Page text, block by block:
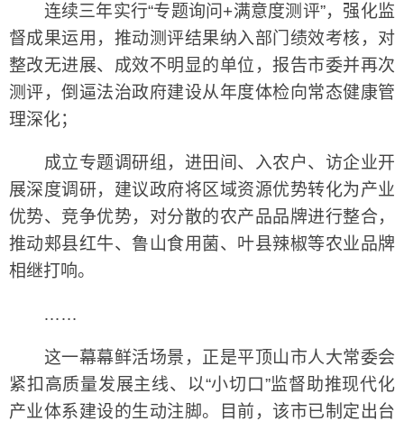
连续三年实行“专题询问+满意度测评”，强化监
督成果运用，推动测评结果纳入部门绩效考核，对
整改无进展、成效不明显的单位，报告市委并再次
测评，倒逼法治政府建设从年度体检向常态健康管
理深化；
成立专题调研组，进田间、入农户、访企业开
展深度调研，建议政府将区域资源优势转化为产业
优势、竞争优势，对分散的农产品品牌进行整合，
推动郏县红牛、鲁山食用菌、叶县辣椒等农业品牌
相继打响。
……
这一幕幕鲜活场景，正是平顶山市人大常委会
紧扣高质量发展主线、以“小切口”监督助推现代化
产业体系建设的生动注脚。目前，该市已制定出台